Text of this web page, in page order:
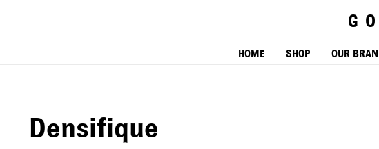
content
HOME SHOP OUR
Densifique